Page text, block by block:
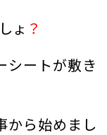
ょ ？
シートが敷き
から始めまし